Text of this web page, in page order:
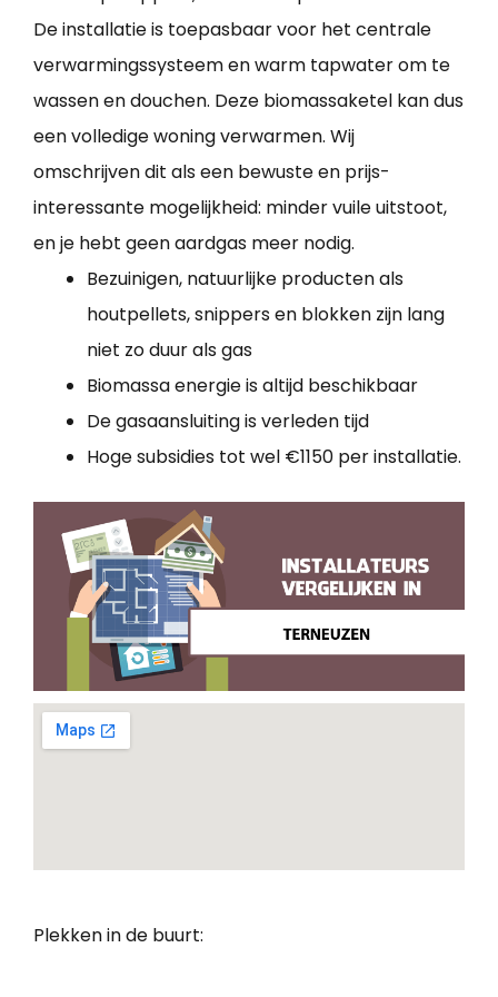
De installatie is toepasbaar voor het centrale
verwarmingssysteem en warm tapwater om te
wassen en douchen. Deze biomassaketel kan dus
een volledige woning verwarmen. Wij
omschrijven dit als een bewuste en prijs-
interessante mogelijkheid: minder vuile uitstoot,
en je hebt geen aardgas meer nodig.
Bezuinigen, natuurlijke producten als
houtpellets, snippers en blokken zijn lang
niet zo duur als gas
Biomassa energie is altijd beschikbaar
De gasaansluiting is verleden tijd
Hoge subsidies tot wel €1150 per installatie.
Plekken in de buurt: